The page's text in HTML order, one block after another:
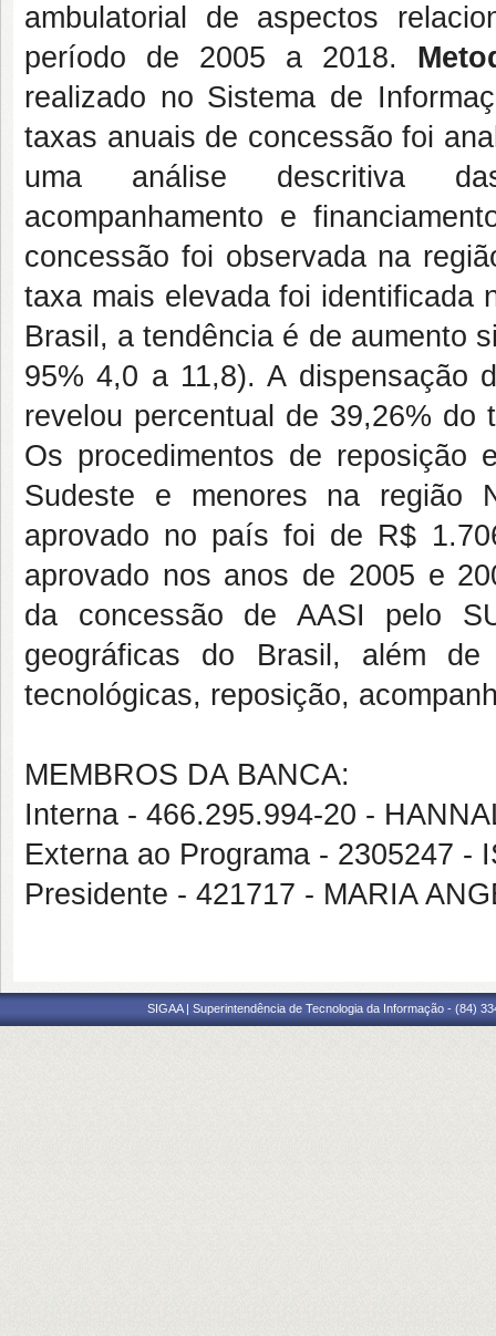
ambulatorial de aspectos
período de 2005 a 2018.
realizado no Sistema de
taxas anuais de concessão foi
uma análise descritiva
acompanhamento e
concessão foi observada na
taxa mais elevada foi identificada
Brasil, a tendência é de aumento
95% 4,0 a 11,8). A dispensação
revelou percentual de 39,26%
Os procedimentos de reposição
Sudeste e menores na região
aprovado no país foi de R$
aprovado nos anos de 2005 e
da concessão de AASI pelo
geográficas do Brasil, além de
tecnológicas, reposição,
MEMBROS DA BANCA:
Interna - 466.295.994-20 -
Externa ao Programa - 2305247 -
Presidente - 421717 - MARIA
SIGAA | Superintendência de Tecnologia da Informação - (84)